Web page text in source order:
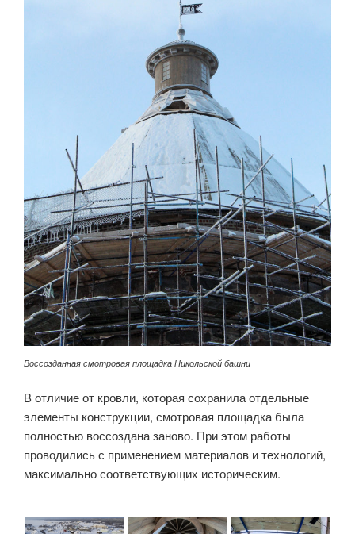
Воссозданная смотровая площадка Никольской башни
В отличие от кровли, которая сохранила отдельные
элементы конструкции, смотровая площадка была
полностью воссоздана заново. При этом работы
проводились с применением материалов и технологий,
максимально соответствующих историческим.